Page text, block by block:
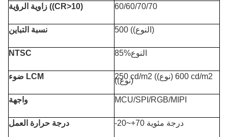
زاوية الرؤية ((CR>10) 60/60/70/70
نسبة التباين 500 ((النوع)
NTSC 85%النوع
ضوء LCM 250 cd/m2 ((نوع) 600 cd/m2
((نوع)
واجهة MCU/SPI/RGB/MIPI
درجة حرارة العمل -20~+70 درجة مئوية